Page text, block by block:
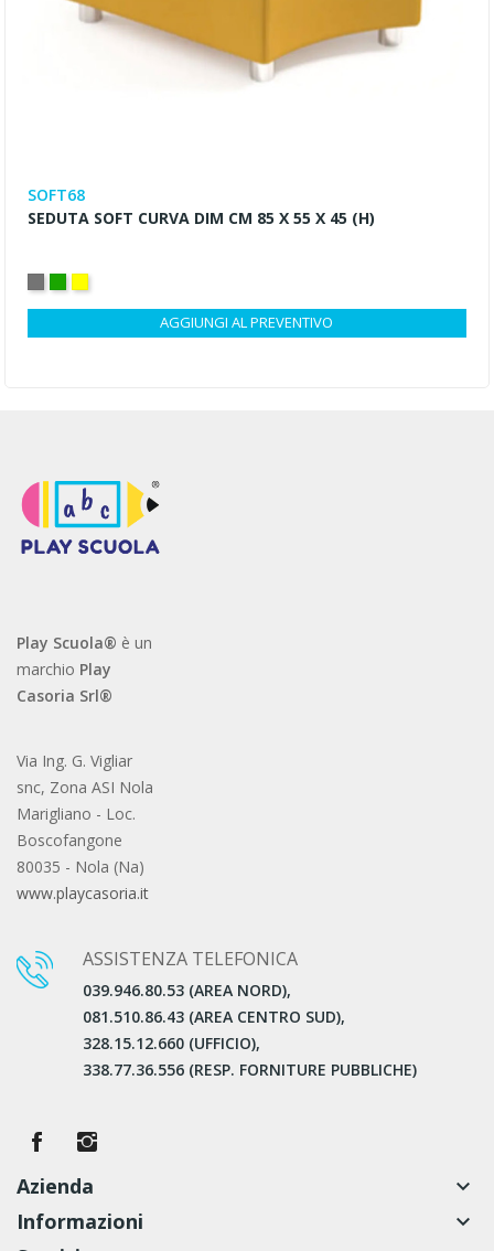
SOFT68
SEDUTA SOFT CURVA DIM CM 85 X 55 X 45 (H)
AGGIUNGI AL PREVENTIVO
GRIGIO
VERDEGIALLO
Play Scuola® è un
marchio Play
Casoria Srl®
Via Ing. G. Vigliar
snc, Zona ASI Nola
Marigliano - Loc.
Boscofangone
80035 - Nola (Na)
www.playcasoria.it
ASSISTENZA TELEFONICA
039.946.80.53 (AREA NORD),
081.510.86.43 (AREA CENTRO SUD),
328.15.12.660 (UFFICIO),
338.77.36.556 (RESP. FORNITURE PUBBLICHE)
Azienda
keyboard_arrow_down
Informazioni
keyboard_arrow_down